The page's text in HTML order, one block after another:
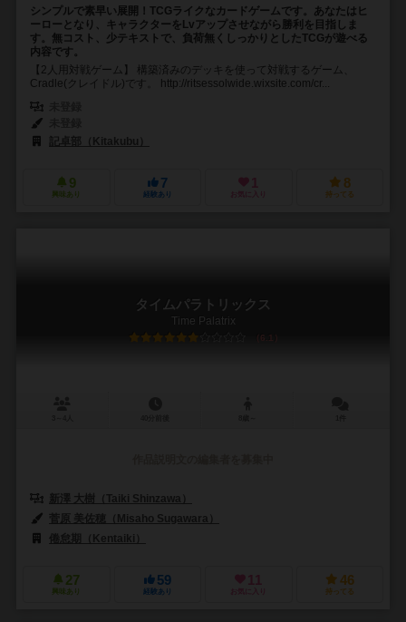
シンプルで素早い展開！TCGライクなカードゲームです。あなたはヒ
ーローとなり、キャラクターをLvアップさせながら勝利を目指しま
す。無コスト、少テキストで、負荷無くしっかりとしたTCGが遊べる
内容です。
【2人用対戦ゲーム】 構築済みのデッキを使って対戦するゲーム、
Cradle(クレイドル)です。 http://ritsessolwide.wixsite.com/cr...
記卓部（Kitakubu）
9
興味あり
7
経験あり
1
お気に入り
8
持ってる
タイムパラトリックス
Time Palatrix
6.1
新澤 大樹（Taiki Shinzawa）
菅原 美佐穂（Misaho Sugawara）
倦怠期（Kentaiki）
27
興味あり
59
経験あり
11
お気に入り
46
持ってる